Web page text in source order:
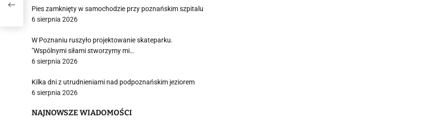
Pies zamknięty w samochodzie przy poznańskim szpitalu
6 sierpnia 2026
W Poznaniu ruszyło projektowanie skateparku.
"Wspólnymi siłami stworzymy mi…
6 sierpnia 2026
Kilka dni z utrudnieniami nad podpoznańskim jeziorem
6 sierpnia 2026
NAJNOWSZE WIADOMOŚCI